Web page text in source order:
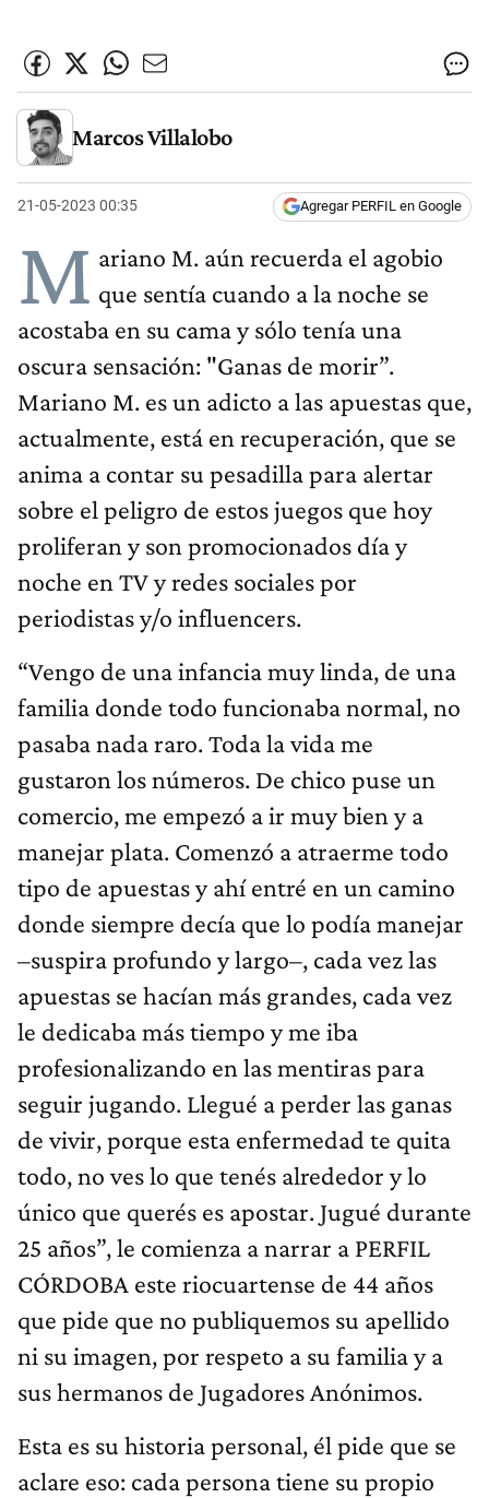
Marcos Villalobo
21-05-2023 00:35 Agregar PERFIL en Google
M ariano M. aún recuerda el agobio
que sentía cuando a la noche se
acostaba en su cama y sólo tenía una
oscura sensación: "Ganas de morir”.
Mariano M. es un adicto a las apuestas que,
actualmente, está en recuperación, que se
anima a contar su pesadilla para alertar
sobre el peligro de estos juegos que hoy
proliferan y son promocionados día y
noche en TV y redes sociales por
periodistas y/o influencers.
“Vengo de una infancia muy linda, de una
familia donde todo funcionaba normal, no
pasaba nada raro. Toda la vida me
gustaron los números. De chico puse un
comercio, me empezó a ir muy bien y a
manejar plata. Comenzó a atraerme todo
tipo de apuestas y ahí entré en un camino
donde siempre decía que lo podía manejar
–suspira profundo y largo–, cada vez las
apuestas se hacían más grandes, cada vez
le dedicaba más tiempo y me iba
profesionalizando en las mentiras para
seguir jugando. Llegué a perder las ganas
de vivir, porque esta enfermedad te quita
todo, no ves lo que tenés alrededor y lo
único que querés es apostar. Jugué durante
25 años”, le comienza a narrar a PERFIL
CÓRDOBA este riocuartense de 44 años
que pide que no publiquemos su apellido
ni su imagen, por respeto a su familia y a
sus hermanos de Jugadores Anónimos.
Esta es su historia personal, él pide que se
aclare eso: cada persona tiene su propio